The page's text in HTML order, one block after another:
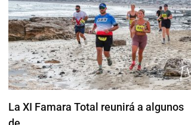
La XI Famara Total reunirá a algunos